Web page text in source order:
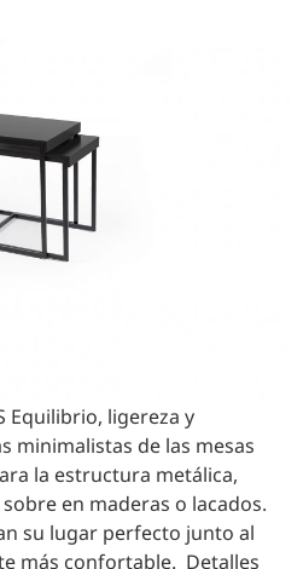
Equilibrio, ligereza y
minimalistas de las mesas
la estructura metálica,
en maderas o lacados.
su lugar perfecto junto al
más confortable. Detalles